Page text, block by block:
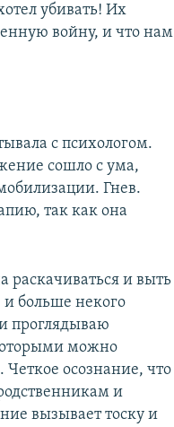
убивать! Их
войну, и что нам
с психологом.
сошло с ума,
Гнев.
так как она
раскачиваться и выть
больше некого
проглядываю
можно
Четкое осознание, что
и
вызывает тоску и